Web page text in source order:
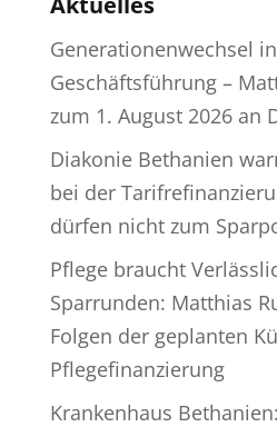
Generationenwechsel
Geschäftsführung –
zum 1. August 2026 an
Diakonie Bethanien
bei der
dürfen nicht zum
Pflege braucht
Sparrunden: Matthias
Folgen der geplanten
Pflegefinanzierung
Krankenhaus